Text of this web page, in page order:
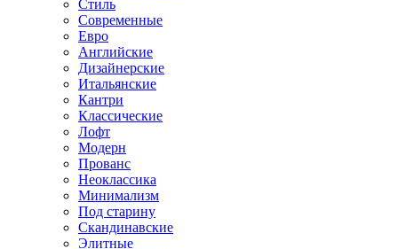
Стиль
Современные
Евро
Английские
Дизайнерские
Итальянские
Кантри
Классические
Лофт
Модерн
Прованс
Неоклассика
Минимализм
Под старину
Скандинавские
Элитные